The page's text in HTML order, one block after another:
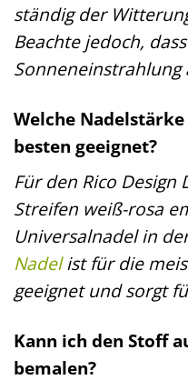
ständig der
Beachte jedoch,
Sonneneinstrahlung
Welche
besten geeignet?
Für den Rico Design
Streifen weiß-rosa
Universalnadel in
Nadelist für die
geeignet und sorgt
Kann ich den Stoff
bemalen?